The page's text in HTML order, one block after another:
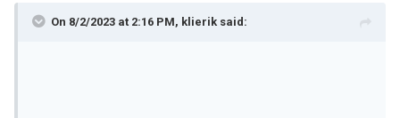
On 8/2/2023 at 2:16 PM, klierik said: